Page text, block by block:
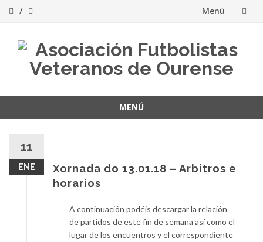
Menú
contenido
MENÚ
contenido
11
ENE
Xornada do 13.01.18 – Arbitros e
horarios
A continuación podéis descargar la relación
de partidos de este fin de semana así como el
lugar de los encuentros y el correspondiente